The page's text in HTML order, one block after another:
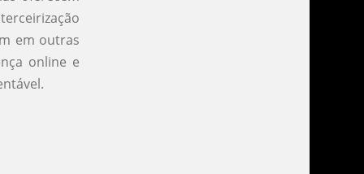
em outras
online e